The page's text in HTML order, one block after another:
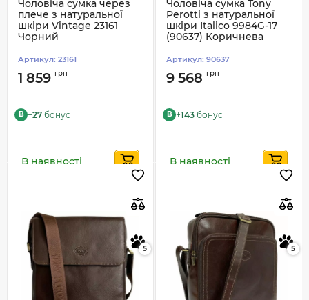
Чоловіча сумка через
плече з натуральної
шкіри Vintage 23161
Чорний
Артикул: 23161
1 859 грн
B +27 бонус
В наявності
Чоловіча сумка Tony
Perotti з натуральної
шкіри Italico 9984G-17
(90637) Коричнева
Артикул: 90637
9 568 грн
B +143 бонус
В наявності
5 5